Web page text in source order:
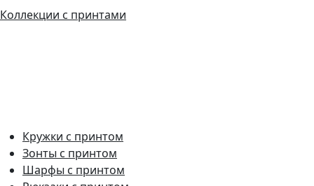
Коллекции с принтами
Кружки с принтом
Зонты с принтом
Шарфы с принтом